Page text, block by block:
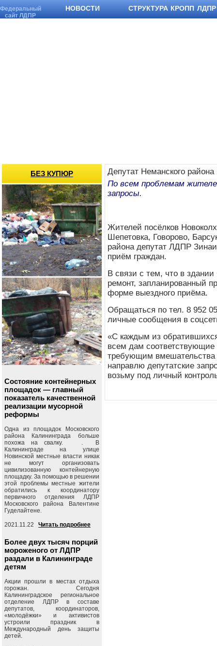
Федеральный
сайт ЛДПР
НОВОСТИ СТРУКТУРА КРОПП ЛДПР
Депутат Неманского
По всем проблемам
запросы.
Жителей посёлков
Шепетовка, Говорово,
района депутат ЛДПР
приём граждан.
В связи с тем, что в
ремонт, запланированный
форме выездного приёма.
Обращаться по тел. 8 952
личные сообщения в
«С каждым из
всем дам соответствующие
требующим вмешательства
направлю депутатские
возьму под личный
БЕЗ КУПЮР
Состояние контейнерных
площадок — главный
показатель качественной
реализации мусорной
реформы
Одна из площадок Московского
района Калининграда больше
похожа на свалку. . В
Калининграде на улице
Новинской местные власти никак
не могут организовать
цивилизованную контейнерную
площадку. За помощью в решении
этой проблемы местные жители
обратились к координатору
первичного отделения ЛДПР
Московского района Валентине
Гуделайтене.
2021.11.22 Читать подробнее
Более двух тысяч порций
мороженого от ЛДПР
раздали в Калининграде
детям
Акции прошли в местах отдыха
горожан. Сегодня
Калининградское региональное
отделение ЛДПР в составе
депутатов, координаторов,
«молодёжки» и активистов
устроили праздник в
Международный день защиты
детей.